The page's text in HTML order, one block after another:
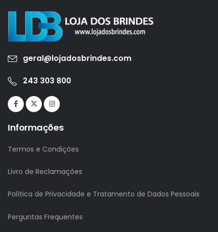
geral@lojadosbrindes.com
243 303 800
Informações
Termos e Condições
Livro de Reclamações
Política de Privacidade e Tratamento de Dados Pessoais
Perguntas Frequentes